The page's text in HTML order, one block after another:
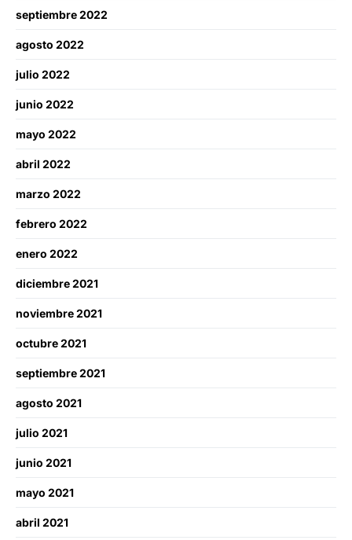
septiembre 2022
agosto 2022
julio 2022
junio 2022
mayo 2022
abril 2022
marzo 2022
febrero 2022
enero 2022
diciembre 2021
noviembre 2021
octubre 2021
septiembre 2021
agosto 2021
julio 2021
junio 2021
mayo 2021
abril 2021